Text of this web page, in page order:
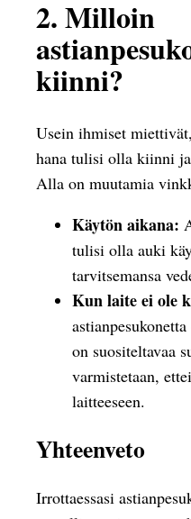
2. Milloin
kiinni?
Usein ihmiset
hana tulisi olla kiinni
Alla on muutamia
Käytön aikana:
tulisi olla auki
tarvitsemansa
Kun laite ei ole
on suositeltavaa
varmistetaan,
laitteeseen.
Yhteenveto
Irrottaessasi